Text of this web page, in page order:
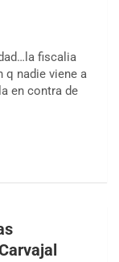
fiscalia
q nadie viene a
en contra de